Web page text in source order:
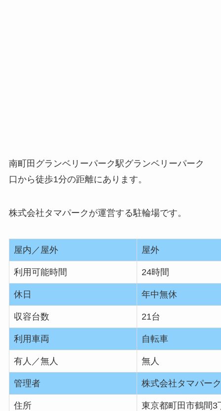
南町田グランベリーパーク駅グランベリーパーク
口から徒歩1分の距離にあります。
株式会社タマパークが運営する駐輪場です。
屋内／屋外 屋外
利用可能時間 24時間
休日 年中無休
収容台数 21台
利用車両 自転車
有人／無人 無人
管理者 株式会社タマパーク
住所 東京都町田市鶴間3